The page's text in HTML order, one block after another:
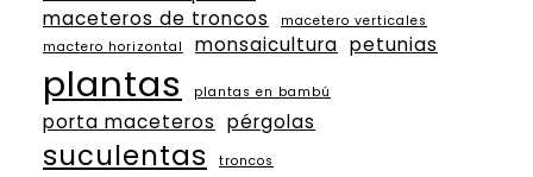
maceteros de troncos
macetero verticales
mactero horizontal
monsaicultura petunias
plantas plantas en bambú
porta maceteros pérgolas
suculentas troncos